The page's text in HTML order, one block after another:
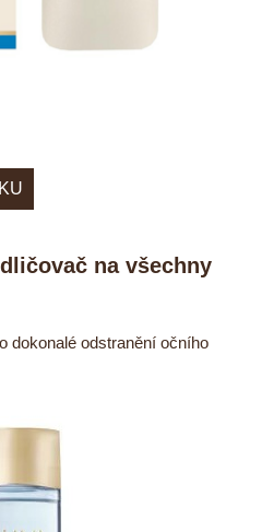
na všechny
dokonalé odstranění očního